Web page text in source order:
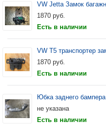
VW Jetta Замок
1870 руб.
Есть в наличии
VW Т5 транспортер
1870 руб.
Есть в наличии
Юбка заднего
не указана
Есть в наличии